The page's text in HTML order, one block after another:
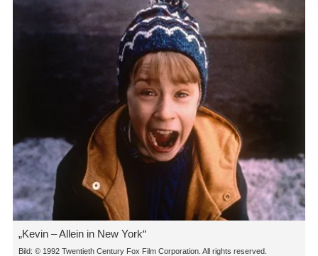
„Kevin – Allein in New York“
© 1992 Twentieth Century Fox Film Corporation. All rights reserved.